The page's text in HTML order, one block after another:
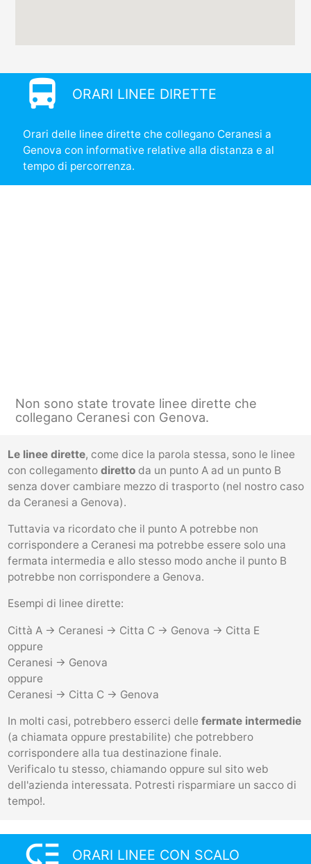
directions_bus ORARI LINEE DIRETTE
Orari delle linee dirette che collegano Ceranesi a
Genova con informative relative alla distanza e al
tempo di percorrenza.
Non sono state trovate linee dirette che
collegano Ceranesi con Genova.
Le linee dirette, come dice la parola stessa, sono le linee
con collegamento direttoda un punto A ad un punto B
senza dover cambiare mezzo di trasporto (nel nostro caso
da Ceranesi a Genova).
Tuttavia va ricordato che il punto A potrebbe non
corrispondere a Ceranesi ma potrebbe essere solo una
fermata intermedia e allo stesso modo anche il punto B
potrebbe non corrispondere a Genova.
Esempi di linee dirette:
Città A -> Ceranesi -> Citta C -> Genova -> Citta E
oppure
Ceranesi -> Genova
oppure
Ceranesi -> Citta C -> Genova
In molti casi, potrebbero esserci delle fermate intermedie
(a chiamata oppure prestabilite) che potrebbero
corrispondere alla tua destinazione finale.
Verificalo tu stesso, chiamando oppure sul sito web
dell'azienda interessata. Potresti risparmiare un sacco di
tempo!.
low_priority ORARI LINEE CON SCALO